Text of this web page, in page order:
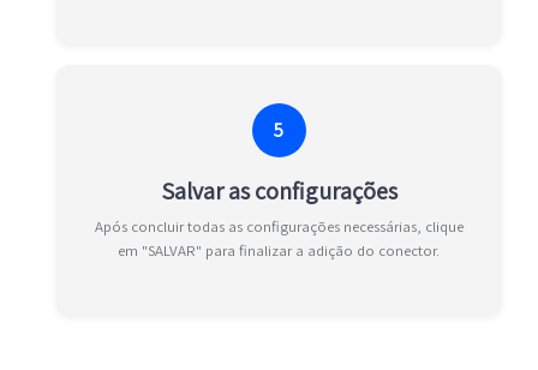
5
Salvar as configurações
Após concluir todas as configurações necessárias, clique
em "SALVAR" para finalizar a adição do conector.